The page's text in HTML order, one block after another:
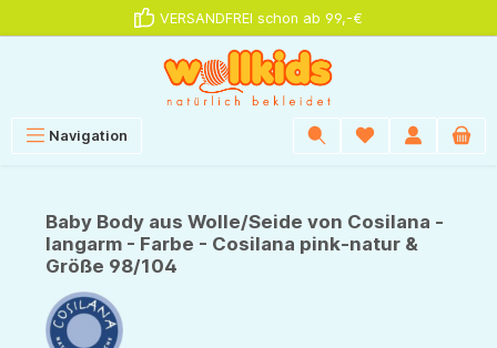
VERSANDFREI schon ab 99,-€
Navigation
Baby Body aus Wolle/Seide von Cosilana -
langarm - Farbe - Cosilana pink-natur &
Größe 98/104